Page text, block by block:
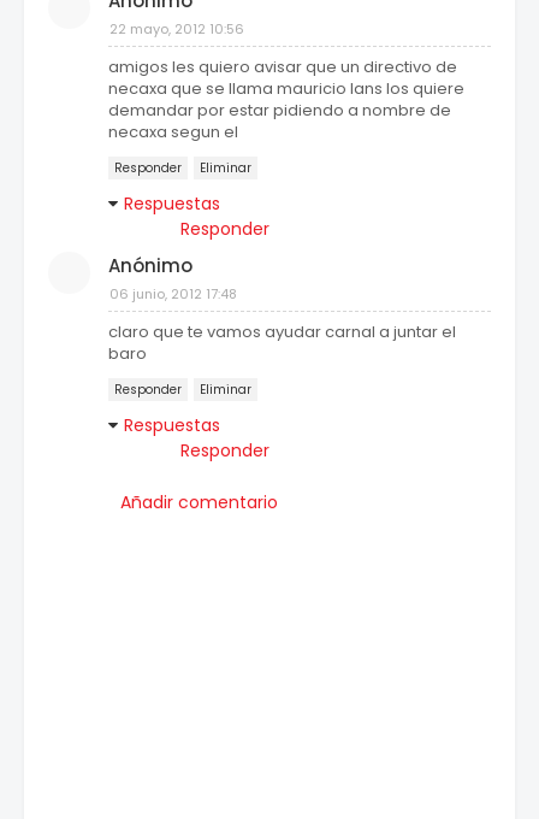
22 mayo, 2012 10:56
amigos les quiero avisar que un directivo de
necaxa que se llama mauricio lans los quiere
demandar por estar pidiendo a nombre de
necaxa segun el
Responder Eliminar
Respuestas
Responder
Anónimo
06 junio, 2012 17:48
claro que te vamos ayudar carnal a juntar el
baro
Responder Eliminar
Respuestas
Responder
Añadir comentario